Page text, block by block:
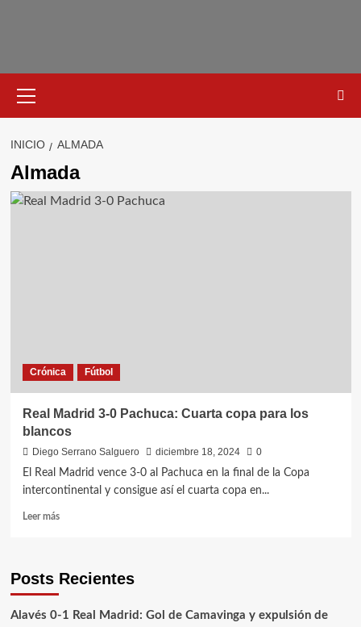
primario
INICIO ALMADA
Almada
Crónica Fútbol
Real Madrid 3-0 Pachuca: Cuarta copa para los
blancos
Diego Serrano Salguero diciembre 18, 2024
0
El Real Madrid vence 3-0 al Pachuca en la final de la Copa
intercontinental y consigue así el cuarta copa en...
Leer másLeer
Madrid
Pachuca:
Posts Recientes
Alavés 0-1 Real Madrid: Gol de Camavinga y expulsión de